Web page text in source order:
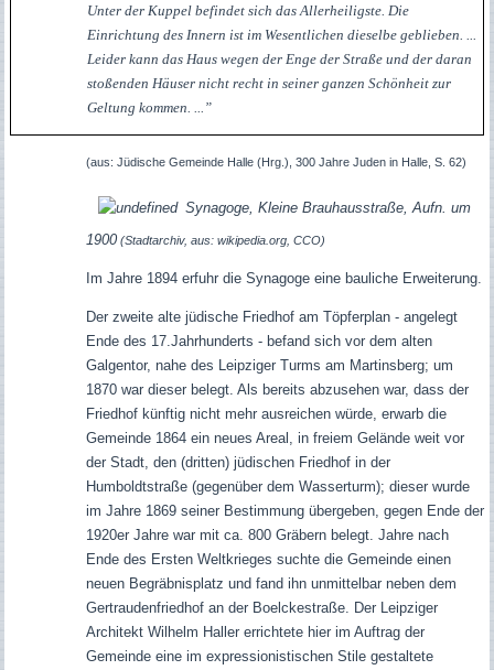
Unter der Kuppel befindet sich das Allerheiligste. Die
Einrichtung des Innern ist im Wesentlichen dieselbe geblieben. ...
Leider kann das Haus wegen der Enge der Straße und der daran
stoßenden Häuser nicht recht in seiner ganzen Schönheit zur
Geltung kommen.
...”
(aus: Jüdische Gemeinde Halle (Hrg.), 300 Jahre Juden in Halle, S. 62)
Synagoge, Kleine Brauhausstraße, Aufn. um
1900(Stadtarchiv, aus: wikipedia.org, CCO)
Im Jahre 1894 erfuhr die Synagoge eine bauliche Erweiterung.
Der zweite alte jüdische Friedhof am Töpferplan - angelegt
Ende des 17.Jahrhunderts - befand sich vor dem alten
Galgentor, nahe des Leipziger Turms am Martinsberg; um
1870 war dieser belegt. Als bereits abzusehen war, dass der
Friedhof künftig nicht mehr ausreichen würde, erwarb die
Gemeinde 1864 ein neues Areal, in freiem Gelände weit vor
der Stadt, den (dritten) jüdischen Friedhof in der
Humboldtstraße (gegenüber dem Wasserturm); dieser wurde
im Jahre 1869 seiner Bestimmung übergeben, gegen Ende der
1920er Jahre war mit ca. 800 Gräbern belegt. Jahre nach
Ende des Ersten Weltkrieges suchte die Gemeinde einen
neuen Begräbnisplatz und fand ihn unmittelbar neben dem
Gertraudenfriedhof an der Boelckestraße. Der Leipziger
Architekt Wilhelm Haller errichtete hier im Auftrag der
Gemeinde eine im expressionistischen Stile gestaltete